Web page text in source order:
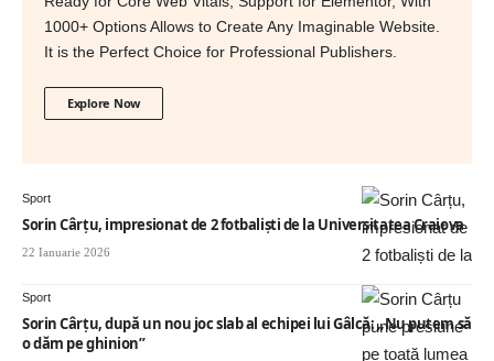
1000+ Options Allows to Create Any Imaginable Website.
It is the Perfect Choice for Professional Publishers.
Explore Now
Sport
Sorin Cârțu, impresionat de 2 fotbaliști de la Universitatea Craiova
22 Ianuarie 2026
Sport
Sorin Cârțu, după un nou joc slab al echipei lui Gâlcă: „Nu putem să
o dăm pe ghinion”